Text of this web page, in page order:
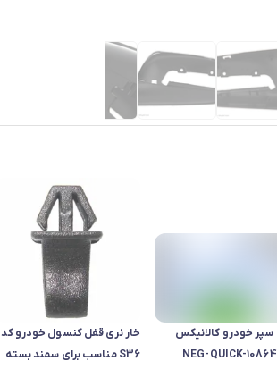
سپر خودرو کالانیکس
مدل NEG-QUICK-10864
خار نری قفل کنسول خودرو کد
S36 مناسب برای سمند بسته